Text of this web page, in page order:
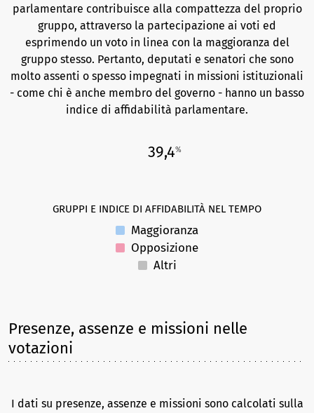
parlamentare contribuisce alla compattezza del proprio
gruppo, attraverso la partecipazione ai voti ed
esprimendo un voto in linea con la maggioranza del
gruppo stesso. Pertanto, deputati e senatori che sono
molto assenti o spesso impegnati in missioni istituzionali
- come chi è anche membro del governo - hanno un basso
indice di affidabilità parlamentare.
39,4%
GRUPPI E INDICE DI AFFIDABILITÀ NEL TEMPO
Maggioranza
Opposizione
Altri
Presenze, assenze e missioni nelle
votazioni
I dati su presenze, assenze e missioni sono calcolati sulla